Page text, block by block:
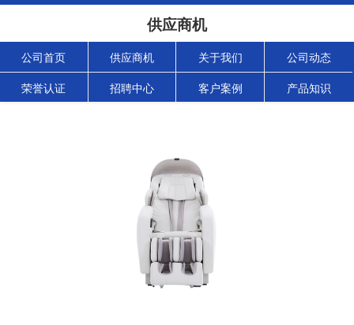
供应商机
公司首页 供应商机 关于我们 公司动态
荣誉认证 招聘中心 客户案例 产品知识